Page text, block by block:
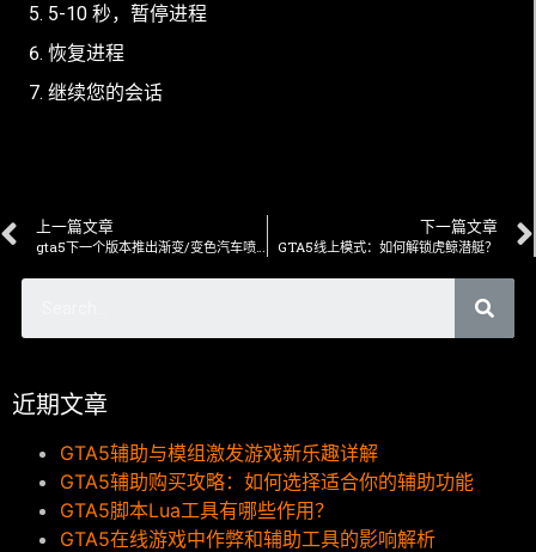
5-10 秒，暂停进程
恢复进程
继续您的会话
上一篇文章 下一篇文章
GTA5线上模式：如何解锁虎鲸潜艇？
近期文章
GTA5辅助与模组激发游戏新乐趣详解
GTA5辅助购买攻略：如何选择适合你的辅助功能
GTA5脚本Lua工具有哪些作用？
GTA5在线游戏中作弊和辅助工具的影响解析